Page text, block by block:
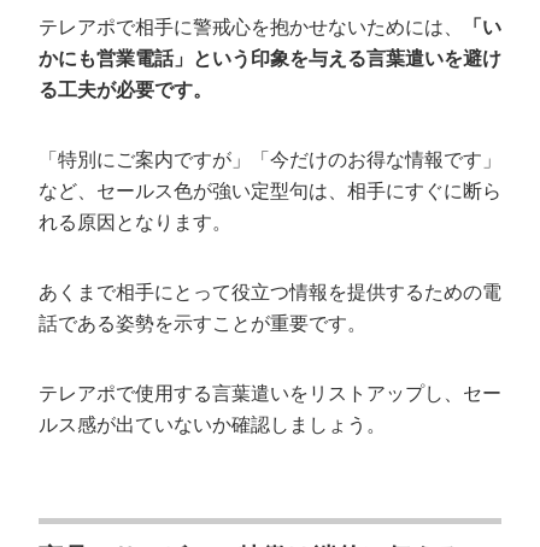
テレアポで相手に警戒心を抱かせないためには、
「い
かにも営業電話」という印象を与える言葉遣いを避け
る工夫が必要です。
「特別にご案内ですが」「今だけのお得な情報です」
など、セールス色が強い定型句は、相手にすぐに断ら
れる原因となります。
あくまで相手にとって役立つ情報を提供するための電
話である姿勢を示すことが重要です。
テレアポで使用する言葉遣いをリストアップし、セー
ルス感が出ていないか確認しましょう。